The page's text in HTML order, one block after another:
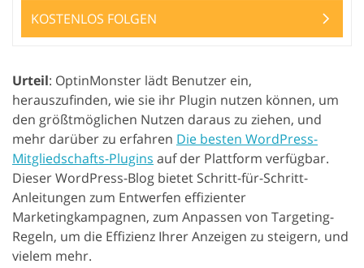
KOSTENLOS FOLGEN
Urteil: OptinMonster lädt Benutzer ein,
herauszufinden, wie sie ihr Plugin nutzen können, um
den größtmöglichen Nutzen daraus zu ziehen, und
mehr darüber zu erfahren Die besten WordPress-
Mitgliedschafts-Plugins auf der Plattform verfügbar.
Dieser WordPress-Blog bietet Schritt-für-Schritt-
Anleitungen zum Entwerfen effizienter
Marketingkampagnen, zum Anpassen von Targeting-
Regeln, um die Effizienz Ihrer Anzeigen zu steigern, und
vielem mehr.